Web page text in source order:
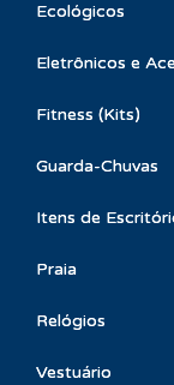
Ecológicos
Eletrônicos e
Fitness (Kits)
Guarda-Chuvas
Itens de
Praia
Relógios
Vestuário